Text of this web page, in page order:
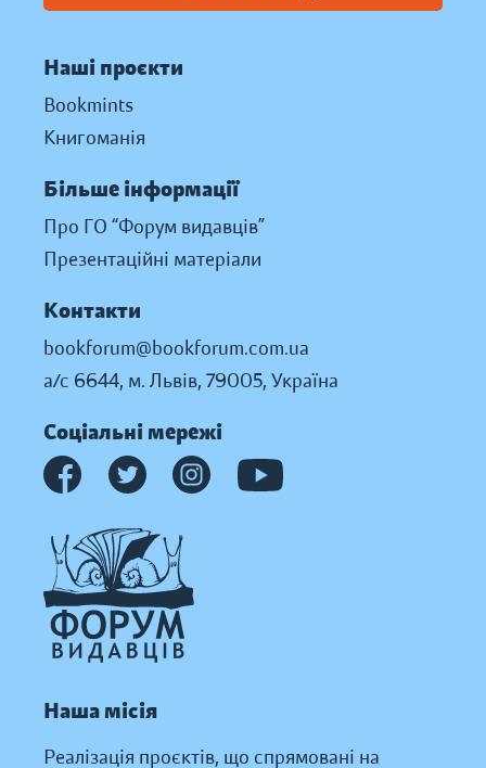
Наші проєкти
Bookmints
Книгоманія
Більше інформації
Про ГО “Форум видавців”
Презентаційні матеріали
Контакти
bookforum@bookforum.com.ua
а/с 6644, м. Львів, 79005, Україна
Соціальні мережі
Наша місія
Реалізація проєктів, що спрямовані на